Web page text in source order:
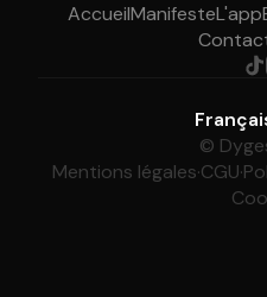
AccueilManifesteL'app
©
Mentions légales·CGU·